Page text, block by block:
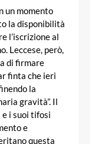
un momento
la disponibilità
l’iscrizione al
Leccese, però,
di firmare
finta che ieri
la
gravità”. Il
i suoi tifosi
e
questa